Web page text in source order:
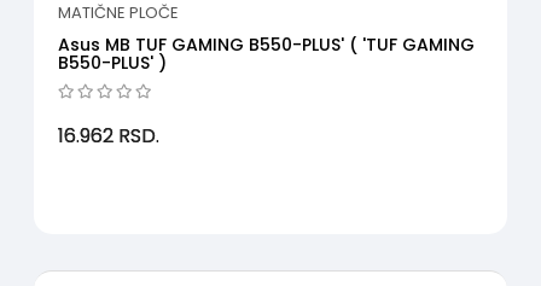
MATIČNE PLOČE
Asus MB TUF GAMING B550-PLUS' ( 'TUF GAMING
B550-PLUS' )
16.962 RSD.